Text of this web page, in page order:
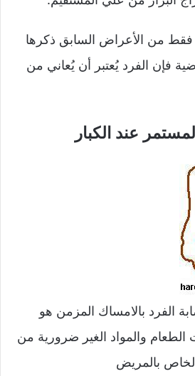
فقط من الأعراض السابق ذكرها
فإن الفرد يُعتبر أن يُعاني من
عند الكبار
الفرد بالامساك المزمن هو
الطعام والمواد الغير ضرورية من
بالمريض